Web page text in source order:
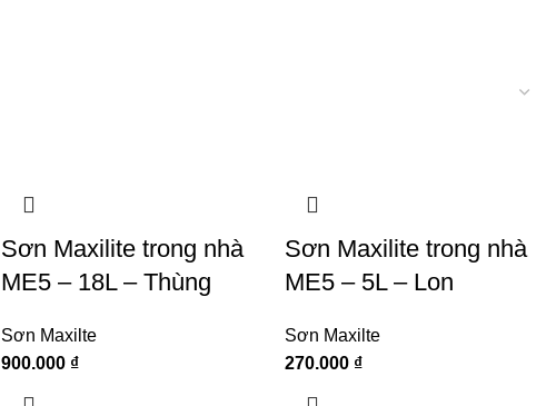
Sơn Maxilite trong nhà
ME5 – 18L – Thùng
Sơn Maxilte
900.000 ₫
Sơn Maxilite trong nhà
ME5 – 5L – Lon
Sơn Maxilte
270.000 ₫